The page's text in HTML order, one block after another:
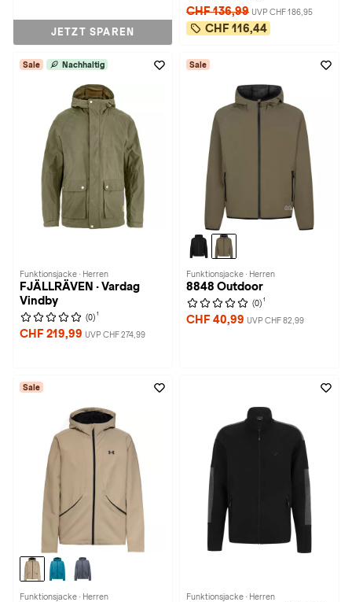
JETZT SPAREN
CHF 136,99 UVP CHF 186,95
CHF 116,44
Sale Nachhaltig
Funktionsjacke · Herren
FJÄLLRÄVEN · Vardag
Vindby
(0) 1
CHF 219,99 UVP CHF 274,99
Sale
Funktionsjacke · Herren
8848 Outdoor
(0) 1
CHF 40,99 UVP CHF 82,99
Sale
Funktionsjacke · Herren Funktionsjacke · Herren